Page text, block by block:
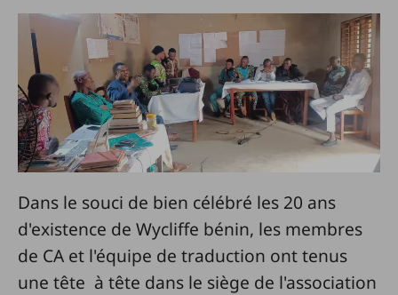
Dans le souci de bien célébré les 20 ans
d'existence de Wycliffe bénin, les membres
de CA et l'équipe de traduction ont tenus
une tête à tête dans le siège de l'association